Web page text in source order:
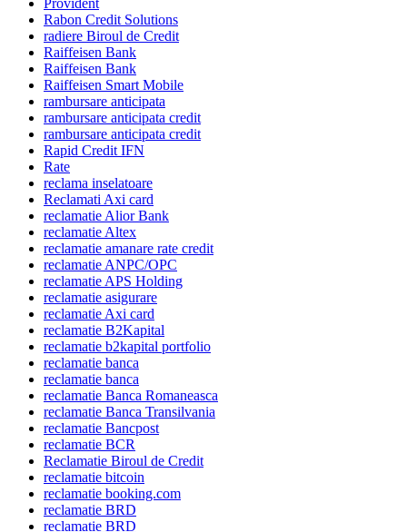
Provident
Rabon Credit Solutions
radiere Biroul de Credit
Raiffeisen Bank
Raiffeisen Bank
Raiffeisen Smart Mobile
rambursare anticipata
rambursare anticipata credit
rambursare anticipata credit
Rapid Credit IFN
Rate
reclama inselatoare
Reclamati Axi card
reclamatie Alior Bank
reclamatie Altex
reclamatie amanare rate credit
reclamatie ANPC/OPC
reclamatie APS Holding
reclamatie asigurare
reclamatie Axi card
reclamatie B2Kapital
reclamatie b2kapital portfolio
reclamatie banca
reclamatie banca
reclamatie Banca Romaneasca
reclamatie Banca Transilvania
reclamatie Bancpost
reclamatie BCR
Reclamatie Biroul de Credit
reclamatie bitcoin
reclamatie booking.com
reclamatie BRD
reclamatie BRD